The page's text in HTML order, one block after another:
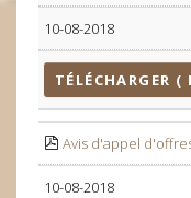
10-08-2018
TÉLÉCHARGER
Avis d'appel
10-08-2018